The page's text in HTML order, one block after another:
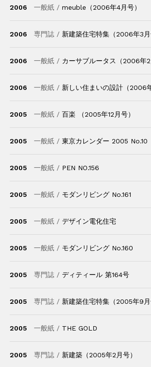
2006 一般紙 / meuble（2006年4月号）
2006 専門誌 / 新建築住宅特集（2006年3月
2006 一般紙 / カーサブルータス（2006年2
2006 一般紙 / 新しい住まいの設計（2006
2005 一般紙 / 百楽 （2005年12月号）
2005 一般紙 / 東京カレンダー 2005 No.10
2005 一般紙 / PEN NO.156
2005 一般紙 / モダンリビング No.161
2005 一般紙 / デザイン電化住宅
2005 一般紙 / モダンリビング No.160
2005 専門誌 / ディティール 第164号
2005 専門誌 / 新建築住宅特集（2005年9月
2005 一般紙 / THE GOLD
2005 専門誌 / 新建築（2005年2月号）